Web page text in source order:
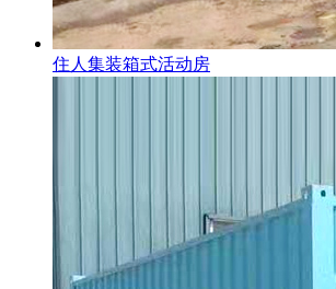
住人集装箱式活动房